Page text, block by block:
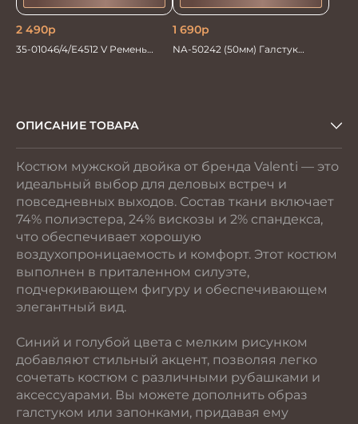
2 490р
35-01046/4/Е4512 V Ремень
1 690р
NA-50242 (50мм) Галстук
ОПИСАНИЕ ТОВАРА
Костюм мужской двойка от бренда Valenti — это
идеальный выбор для деловых встреч и
повседневных выходов. Состав ткани включает
74% полиэстера, 24% вискозы и 2% спандекса,
что обеспечивает хорошую
воздухопроницаемость и комфорт. Этот костюм
выполнен в приталенном силуэте,
подчеркивающем фигуру и обеспечивающем
элегантный вид.
Синий и голубой цвета с мелким рисунком
добавляют стильный акцент, позволяя легко
сочетать костюм с различными рубашками и
аксессуарами. Вы можете дополнить образ
галстуком или запонками, придавая ему